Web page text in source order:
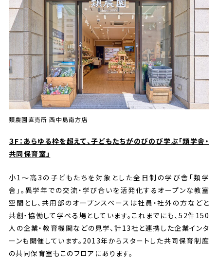
類農園直売所 西中島南方店
３F：あらゆる枠を超えて、子どもたちがのびのび学ぶ「類学舎・
共同保育室」
小1～高3の子どもたちを対象とした全日制の学び舎「類学
舎」。異学年での交流・学び合いを活発化するオープンな教室
空間とし、共用部のオープンスペースは社員・社外の方などと
共創・協働して学べる場としています。これまでにも、52件150
人の企業・教育機関などの見学、計13社と連携した企業インタ
ーンも開催しています。2013年からスタートした共同保育制度
の共同保育室もこのフロアにあります。